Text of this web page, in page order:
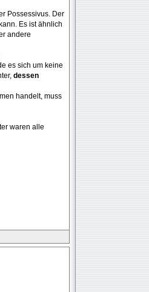
Possessivus. Der
Es ist ähnlich
andere
es sich um keine
dessen
handelt, muss
waren alle